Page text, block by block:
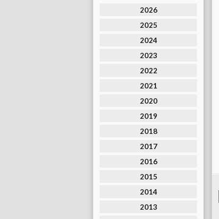
2026
2025
2024
2023
2022
2021
2020
2019
2018
2017
2016
2015
2014
2013